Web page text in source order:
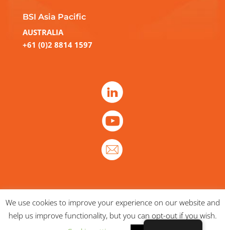
BSI Asia Pacific
AUSTRALIA
+61 (0)2 8814 1597
Copyright © Brain & Software International |Politique de
We use cookies to improve your experience on our website and
help us improve functionality, but you can opt-out if you wish.